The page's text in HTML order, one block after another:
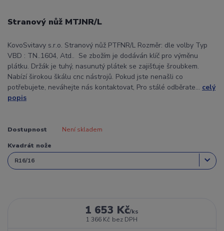
Stranový nůž MTJNR/L
KovoSvitavy s.r.o. Stranový nůž PTFNR/L Rozměr: dle volby Typ
VBD : TN..1604, Atd.. Se zbožím je dodáván klíč pro výměnu
plátku. Držák je tuhý, nasunutý plátek se zajišťuje šroubkem.
Nabízí širokou škálu cnc nástrojů. Pokud jste nenašli co
potřebujete, neváhejte nás kontaktovat, Pro stálé odběrate... celý
popis
Dostupnost Není skladem
Kvadrát nože
1 653 Kč/ks
1 366 Kč bez DPH